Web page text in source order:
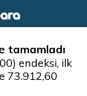
tamamladı
endeksi, ilk
73.912,60